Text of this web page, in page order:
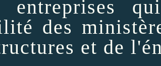
entreprises
des
et de